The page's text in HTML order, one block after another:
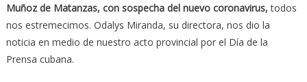
Muñoz de Matanzas, con sospecha del nuevo coronavirus, todos
nos estremecimos. Odalys Miranda, su directora, nos dio la
noticia en medio de nuestro acto provincial por el Día de la
Prensa cubana.